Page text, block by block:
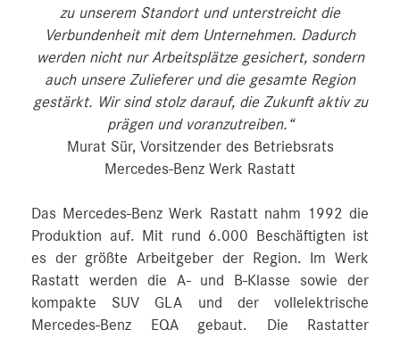
zu unserem Standort und unterstreicht die
Verbundenheit mit dem Unternehmen. Dadurch
werden nicht nur Arbeitsplätze gesichert, sondern
auch unsere Zulieferer und die gesamte Region
gestärkt. Wir sind stolz darauf, die Zukunft aktiv zu
prägen und voranzutreiben.“
Murat Sür, Vorsitzender des Betriebsrats
Mercedes-Benz Werk Rastatt
Das Mercedes-Benz Werk Rastatt nahm 1992 die
Produktion auf. Mit rund 6.000 Beschäftigten ist
es der größte Arbeitgeber der Region. Im Werk
Rastatt werden die A- und B-Klasse sowie der
kompakte SUV GLA und der vollelektrische
Mercedes-Benz EQA gebaut. Die Rastatter